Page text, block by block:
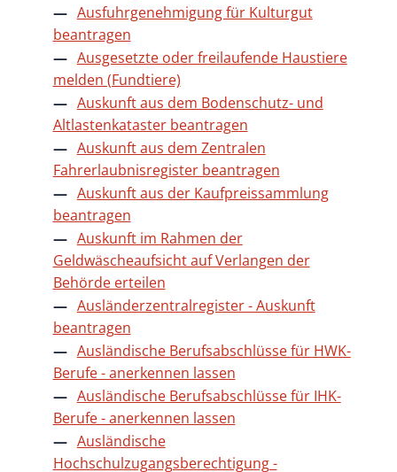
Ausfuhrgenehmigung für Kulturgut
beantragen
Ausgesetzte oder freilaufende Haustiere
melden (Fundtiere)
Auskunft aus dem Bodenschutz- und
Altlastenkataster beantragen
Auskunft aus dem Zentralen
Fahrerlaubnisregister beantragen
Auskunft aus der Kaufpreissammlung
beantragen
Auskunft im Rahmen der
Geldwäscheaufsicht auf Verlangen der
Behörde erteilen
Ausländerzentralregister - Auskunft
beantragen
Ausländische Berufsabschlüsse für HWK-
Berufe - anerkennen lassen
Ausländische Berufsabschlüsse für IHK-
Berufe - anerkennen lassen
Ausländische
Hochschulzugangsberechtigung -